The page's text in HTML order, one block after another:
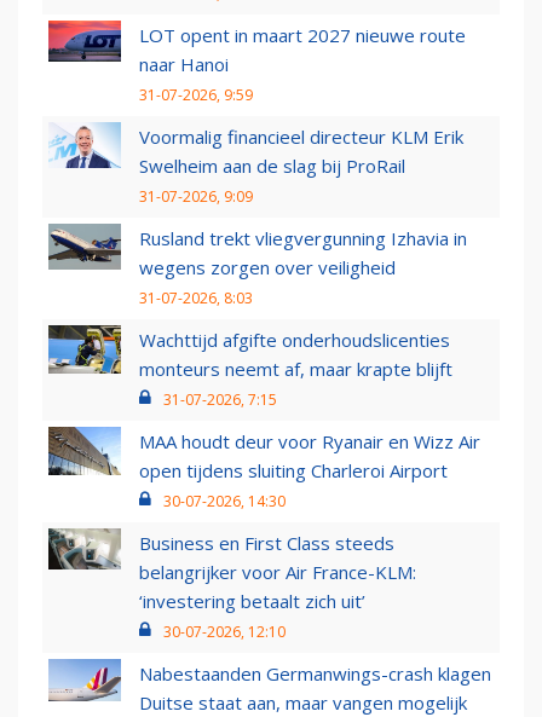
LOT opent in maart 2027 nieuwe route
naar Hanoi
31-07-2026, 9:59
Voormalig financieel directeur KLM Erik
Swelheim aan de slag bij ProRail
31-07-2026, 9:09
Rusland trekt vliegvergunning Izhavia in
wegens zorgen over veiligheid
31-07-2026, 8:03
Wachttijd afgifte onderhoudslicenties
monteurs neemt af, maar krapte blijft
31-07-2026, 7:15
MAA houdt deur voor Ryanair en Wizz Air
open tijdens sluiting Charleroi Airport
30-07-2026, 14:30
Business en First Class steeds
belangrijker voor Air France-KLM:
‘investering betaalt zich uit’
30-07-2026, 12:10
Nabestaanden Germanwings-crash klagen
Duitse staat aan, maar vangen mogelijk